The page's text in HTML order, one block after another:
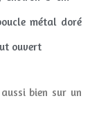
métal doré
ouvert
bien sur un